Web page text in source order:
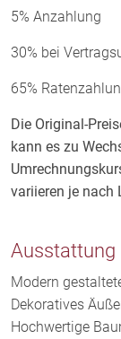
5% Anzahlung
30% bei
65%
Die Original-
kann es zu
variieren je nach
Ausstattung
Modern
Dekoratives
Hochwertige